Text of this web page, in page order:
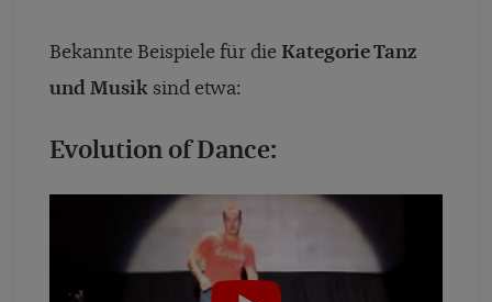
Bekannte Beispiele für die Kategorie Tanz
und Musik sind etwa:
Evolution of Dance: